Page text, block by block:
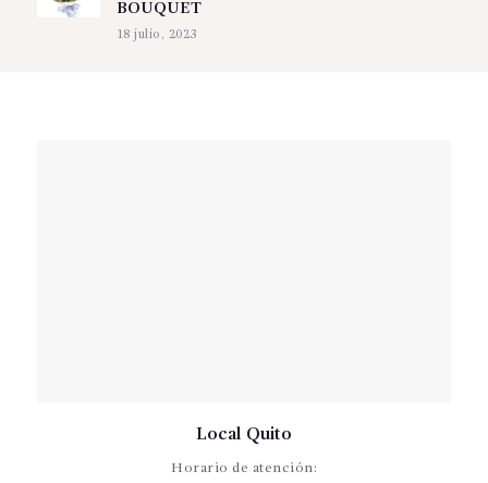
BOUQUET
18 julio, 2023
Local Quito
Horario de atención: